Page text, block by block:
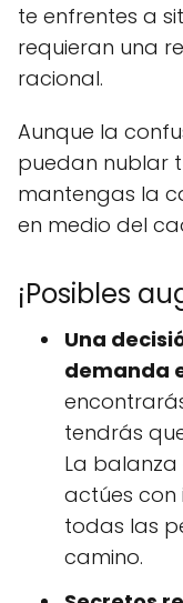
te enfrentes a
requieran una
racional.
Aunque la
puedan nublar
mantengas la
en medio del
¡Posibles
Una
demanda
tendrás
La
actúes con
todas las
camino.